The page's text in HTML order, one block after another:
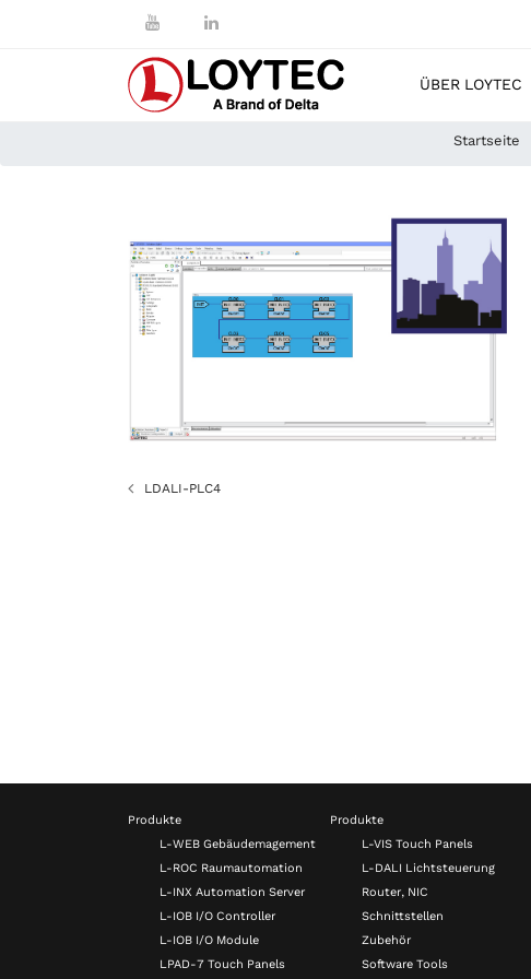
ÜBER LOYTEC
Startseite
LDALI-PLC4
Produkte
L-WEB Gebäudemagement
L-ROC Raumautomation
L-INX Automation Server
L-IOB I/O Controller
L-IOB I/O Module
LPAD-7 Touch Panels
Produkte
L-VIS Touch Panels
L-DALI Lichtsteuerung
Router, NIC
Schnittstellen
Zubehör
Software Tools